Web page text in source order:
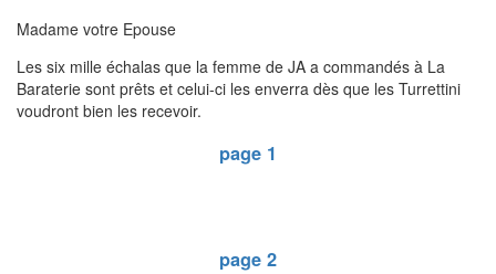
Madame votre Epouse
Les six mille échalas que la femme de JA a commandés à La
Baraterie sont prêts et celui-ci les enverra dès que les Turrettini
voudront bien les recevoir.
page 1
page 2